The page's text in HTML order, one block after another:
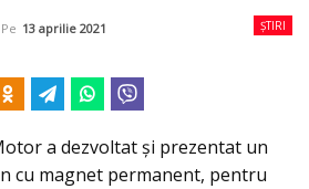
ȘTIRI
Pe 13 aprilie 2021
a dezvoltat şi prezentat un
cu magnet permanent, pentru